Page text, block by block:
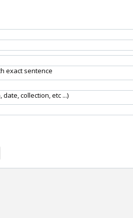
exact sentence
date, collection, etc ...)